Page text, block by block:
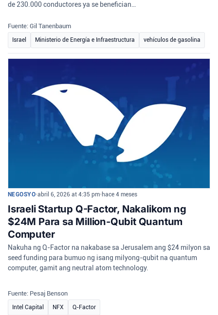
de 230.000 conductores ya se benefician…
Fuente: Gil Tanenbaum
Israel Ministerio de Energía e Infraestructura vehículos de gasolina
NEGOSYO•abril 6, 2026 at 4:35 pm• hace 4 meses
Israeli Startup Q-Factor, Nakalikom ng
$24M Para sa Million-Qubit Quantum
Computer
Nakuha ng Q-Factor na nakabase sa Jerusalem ang $24 milyon sa
seed funding para bumuo ng isang milyong-qubit na quantum
computer, gamit ang neutral atom technology.
Fuente: Pesaj Benson
Intel Capital NFX Q-Factor